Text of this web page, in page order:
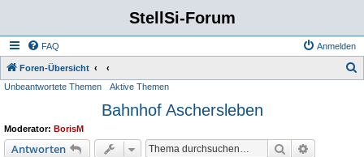
StellSi-Forum
FAQ Anmelden
Foren-Übersicht
Unbeantwortete Themen Aktive Themen
Bahnhof Aschersleben
Moderator: BorisM
Antworten Suche